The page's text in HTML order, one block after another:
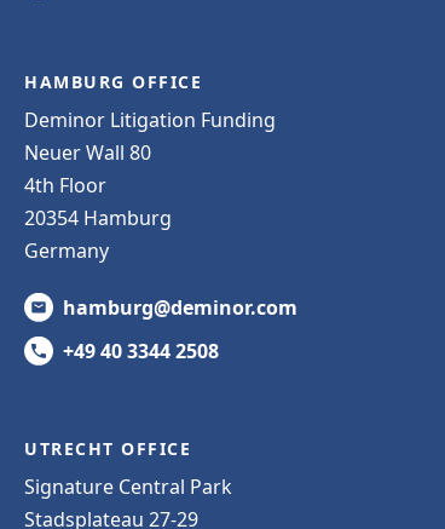
HAMBURG OFFICE
Deminor Litigation Funding
Neuer Wall 80
4th Floor
20354 Hamburg
Germany
hamburg@deminor.com
+49 40 3344 2508
UTRECHT OFFICE
Signature Central Park
Stadsplateau 27-29